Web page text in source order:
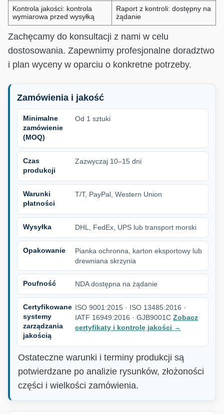
Kontrola jakości: kontrola
wymiarowa przed wysyłką
Raport z kontroli: dostępny na
żądanie
Zachęcamy do konsultacji z nami w celu
dostosowania. Zapewnimy profesjonalne doradztwo
i plan wyceny w oparciu o konkretne potrzeby.
Zamówienia i jakość
Minimalne
zamówienie
(MOQ)
Od 1 sztuki
Czas
produkcji
Zazwyczaj 10–15 dni
Warunki
płatności
T/T, PayPal, Western Union
Wysyłka DHL, FedEx, UPS lub transport morski
Opakowanie
Pianka ochronna, karton eksportowy lub
drewniana skrzynia
Poufność NDA dostępna na żądanie
Certyfikowane
systemy
zarządzania
jakością
ISO 9001:2015 · ISO 13485:2016 ·
IATF 16949:2016 · GJB9001C Zobacz
certyfikaty i kontrolę jakości →
Ostateczne warunki i terminy produkcji są
potwierdzane po analizie rysunków, złożoności
części i wielkości zamówienia.